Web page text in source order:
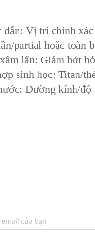
dẫn: Vị trí chính
partial hoặc toàn
lấn: Giảm bớt
sinh học: Titan/
Đường kính/độ